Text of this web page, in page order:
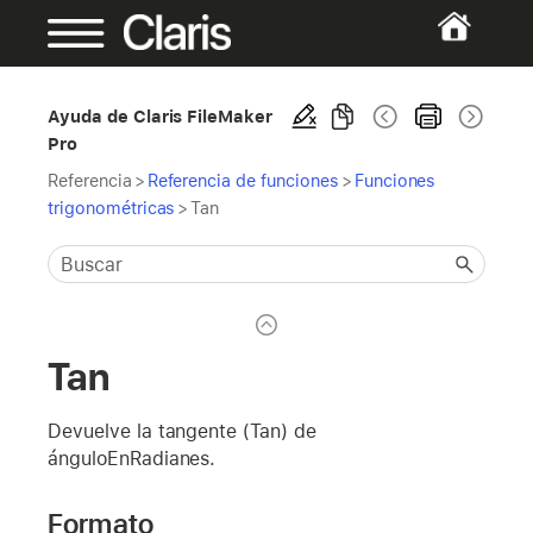
Ayuda de Claris FileMaker
Pro
Referencia > Referencia de funciones > Funciones
trigonométricas > Tan
Tan
Devuelve la tangente (Tan) de
ánguloEnRadianes.
Formato